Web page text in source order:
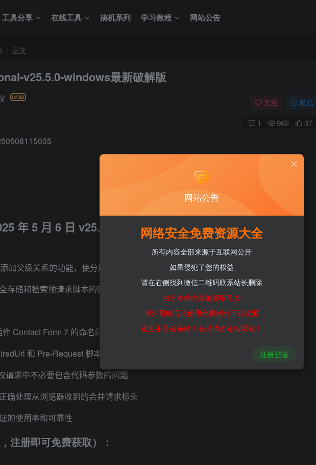
工具分享 在线工具 搞机系列 学习教程 网站公告
正文
v25.5.0-windows最新破解版
关注 私信
1 962 37
年 5 月 6 日 v25.5.0
加父级关系的功能，使分层管理更加便捷
存储和检索预请求脚本的密码
Contact Form 7 的命名问题
和 Pre-Request 脚本请求导致 HTTP 请求瓶颈的问题
请求中不必要包含代码参数的问题
确处理从浏览器收到的合并请求标头
的使用率和可靠性
注册即可免费获取）：
网站公告
网络安全免费资源大全
所有内容全部来源于互联网公开
如果侵犯了您的权益
请在右侧找到微信二维码联系站长删除
由于本站内容被爬取倒卖
请注册账号后使用免费积分下载资源
这里不是会员站！会员请勿走错网站！
注册登陆